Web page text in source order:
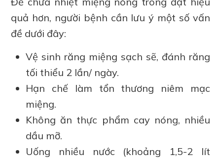
quả hơn, người bệnh cần lưu ý một số vấn
đề dưới đây:
Vệ sinh răng miệng sạch sẽ, đánh răng
tối thiểu 2 lần/ ngày.
Hạn chế làm tổn thương niêm mạc
miệng.
Không ăn thực phẩm cay nóng, nhiều
dầu mỡ.
Uống nhiều nước (khoảng 1,5-2 lít